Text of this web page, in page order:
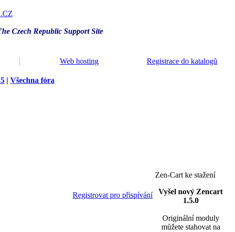
he Czech Republic Support Site
Web hosting Registrace do katalogů
| Všechna fóra
Registrovat pro přispívání
Zen-Cart ke stažení
Vyšel nový Zencart
1.5.0
Originální moduly
můžete stahovat na